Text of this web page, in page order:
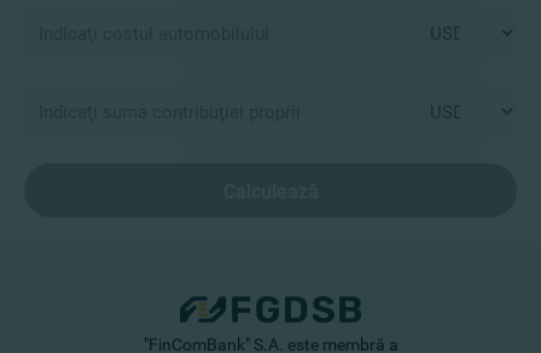
"FinComBank" S.A. este membră a